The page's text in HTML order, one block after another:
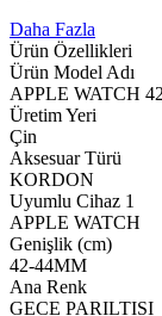
Daha Fazla
Ürün Özellikleri
Ürün Model Adı
APPLE WATCH
Üretim Yeri
Çin
Aksesuar Türü
KORDON
Uyumlu Cihaz 1
APPLE WATCH
Genişlik (cm)
42-44MM
Ana Renk
GECE PARILTISI